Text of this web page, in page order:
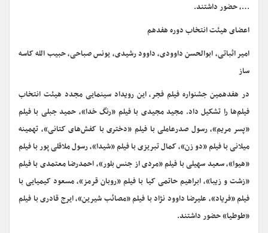
…، حضور داشتند.
اعضای هیئت انتخاب دوره هفدهم
امیر اثباتی، ابوالحسن داوودی، داوود رشیدی، یونس صباحی، حبیب الله کاسه
ساز
در هفدهمین جشنواره فیلم فجر، این رویداد سینمایی مجدد هیئت انتخاب
فیلم‌ها را تشکیل داد. مجید مجیدی با فیلم «رنگ خدا»، حمید جبلی با فیلم
«پسر مریم»، رسول صدرعاملی با فیلم «دختری با کفش‌های کتانی»، تهمینه
میلانی با فیلم «دو زن»، کمال تبریزی با فیلم «شیدا»، رسول ملاقلی پور با فیلم
«هیوا»، سعید سهیلی با فیلم «مردی از جنس بلور»، احمدرضا معتمدی با فیلم
«زشت و زیبا»، ابراهیم حاتمی کیا با فیلم «روبان قرمز»، مسعود کیمیایی با
فیلم «فریاد»، علیرضا داوود نژاد با فیلم «مصائب شیرین»، ایرج قادری با فیلم
«طوطیا» حضور داشتند.